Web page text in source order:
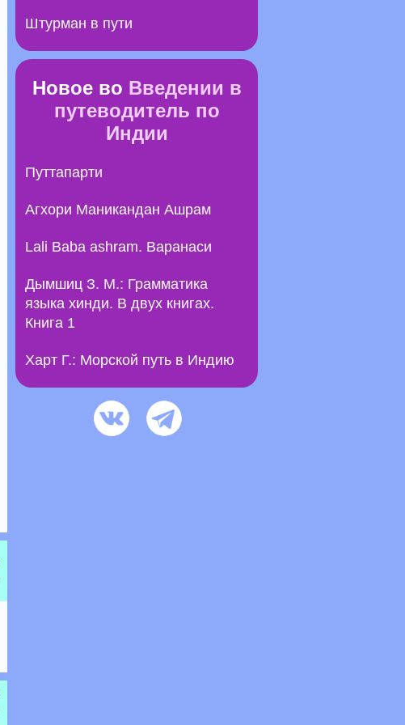
Штурман в пути
Новое во Введении в
путеводитель по
Индии
Путтапарти
Агхори Маникандан Ашрам
Lali Baba ashram. Варанаси
Дымшиц З. М.: Грамматика
языка хинди. В двух книгах.
Книга 1
Харт Г.: Морской путь в Индию